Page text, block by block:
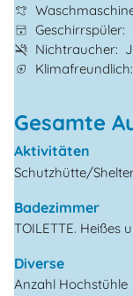
Geschirrspüler
Nichtraucher
Klimafreundlich
Gesamte
Aktivitäten
Schutzhütte/
Badezimmer
TOILETTE. Heißes
Diverse
Anzahl Hochstühle